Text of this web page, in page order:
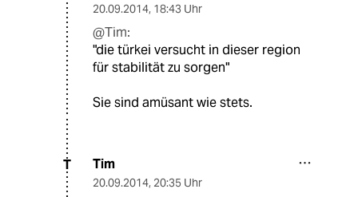
20.09.2014, 18:43 Uhr
@Tim:
"die türkei versucht in dieser region
für stabilität zu sorgen"
Sie sind amüsant wie stets.
T Tim
20.09.2014, 20:35 Uhr